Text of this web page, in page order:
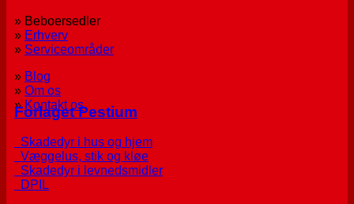
» Beboersedler
» Erhverv
» Serviceområder
» Blog
» Om os
» Kontakt os
Forlaget Pestium
Skadedyr i hus og hjem
Væggelus, stik og kløe
Skadedyr i levnedsmidler
DPIL